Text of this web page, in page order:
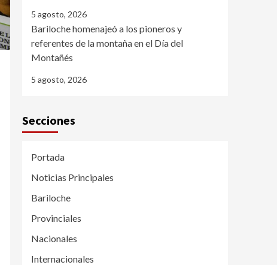
5 agosto, 2026
Bariloche homenajeó a los pioneros y
referentes de la montaña en el Día del
Montañés
5 agosto, 2026
Secciones
Portada
Noticias Principales
Bariloche
Provinciales
Nacionales
Internacionales